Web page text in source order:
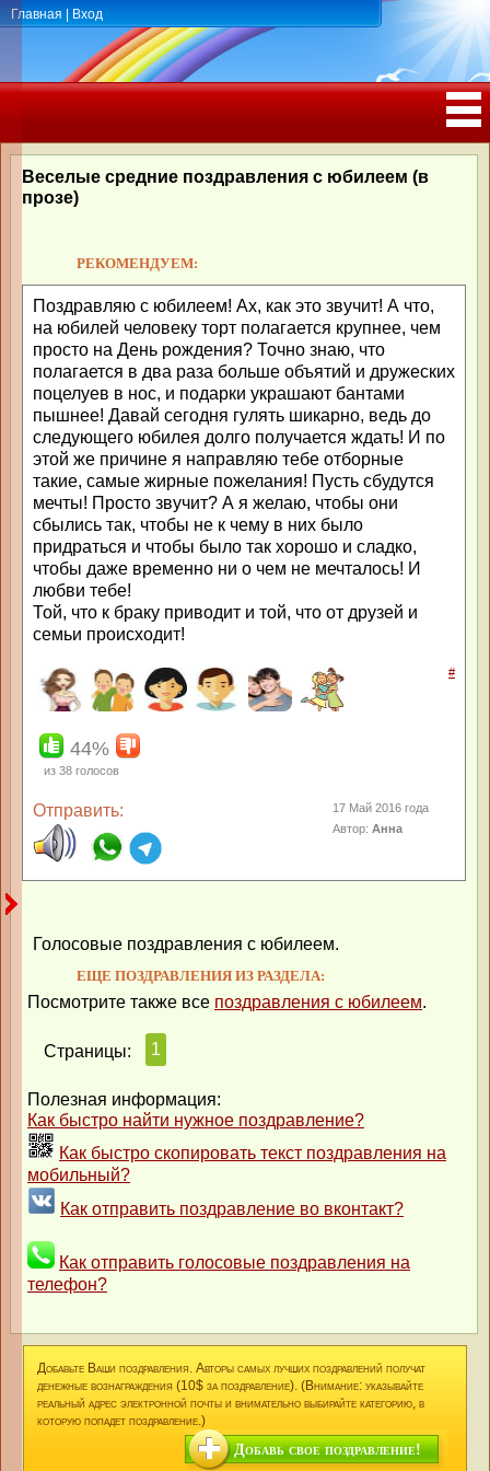
Главная Вход
РОЖДЕНИЯ, ЮБИЛЕЕМ
Веселые средние поздравления с юбилеем (в
прозе)
РЕКОМЕНДУЕМ:
Поздравляю с юбилеем! Ах, как это звучит! А что,
на юбилей человеку торт полагается крупнее, чем
просто на День рождения? Точно знаю, что
полагается в два раза больше объятий и дружеских
поцелуев в нос, и подарки украшают бантами
пышнее! Давай сегодня гулять шикарно, ведь до
следующего юбилея долго получается ждать! И по
этой же причине я направляю тебе отборные
такие, самые жирные пожелания! Пусть сбудутся
мечты! Просто звучит? А я желаю, чтобы они
сбылись так, чтобы не к чему в них было
придраться и чтобы было так хорошо и сладко,
чтобы даже временно ни о чем не мечталось! И
любви тебе!
Той, что к браку приводит и той, что от друзей и
семьи происходит!
#
44%
из 38 голосов
Отправить:
17 Май 2016 года
Автор:Анна
Голосовые поздравления с юбилеем.
ЕЩЕ ПОЗДРАВЛЕНИЯ ИЗ РАЗДЕЛА:
Посмотрите также все поздравления с юбилеем.
Страницы: 1
Полезная информация:
Как быстро найти нужное поздравление?
Как быстро скопировать текст поздравления на
мобильный?
Как отправить поздравление во вконтакт?
Как отправить голосовые поздравления на
телефон?
Добавьте Ваши поздравления. Авторы самых лучших поздравлений получат
денежные вознаграждения (10$ за поздравление). (Внимание: указывайте
реальный адрес электронной почты и внимательно выбирайте категорию, в
которую попадет поздравление.)
Добавь свое поздравление!